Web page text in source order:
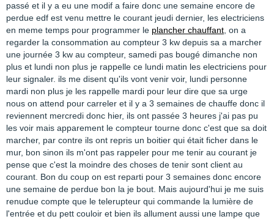
passé et il y a eu une modif a faire donc une semaine encore de
perdue edf est venu mettre le courant jeudi dernier, les electriciens
en meme temps pour programmer le plancher chauffant , on a
regarder la consommation au compteur 3 kw depuis sa a marcher
une journée 3 kw au compteur, samedi pas bougé dimanche non
plus et lundi non plus je rappelle ce lundi matin les electriciens pour
leur signaler. ils me disent qu'ils vont venir voir, lundi personne
mardi non plus je les rappelle mardi pour leur dire que sa urge
nous on attend pour carreler et il y a 3 semaines de chauffe donc il
reviennent mercredi donc hier, ils ont passée 3 heures j'ai pas pu
les voir mais apparement le compteur tourne donc c'est que sa doit
marcher, par contre ils ont repris un boitier qui était ficher dans le
mur, bon sinon ils m'ont pas rappeler pour me tenir au courant je
pense que c'est la moindre des choses de tenir sont client au
courant. Bon du coup on est reparti pour 3 semaines donc encore
une semaine de perdue bon la je bout. Mais aujourd'hui je me suis
renudue compte que le telerupteur qui commande la lumière de
l'entrée et du pett couloir et bien ils allument aussi une lampe que